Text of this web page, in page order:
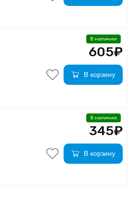
В наличии
605₽
В корзину
В наличии
345₽
В корзину